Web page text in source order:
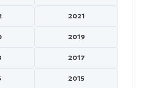
2021
2019
2017
2015